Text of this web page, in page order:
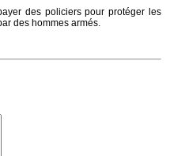
des policiers pour protéger les
des hommes armés.